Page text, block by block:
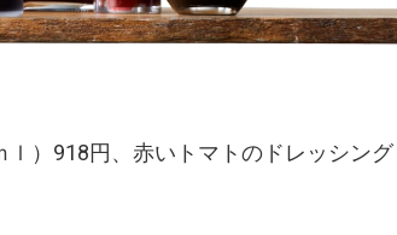
ｌ）918円、赤いトマトのドレッシング